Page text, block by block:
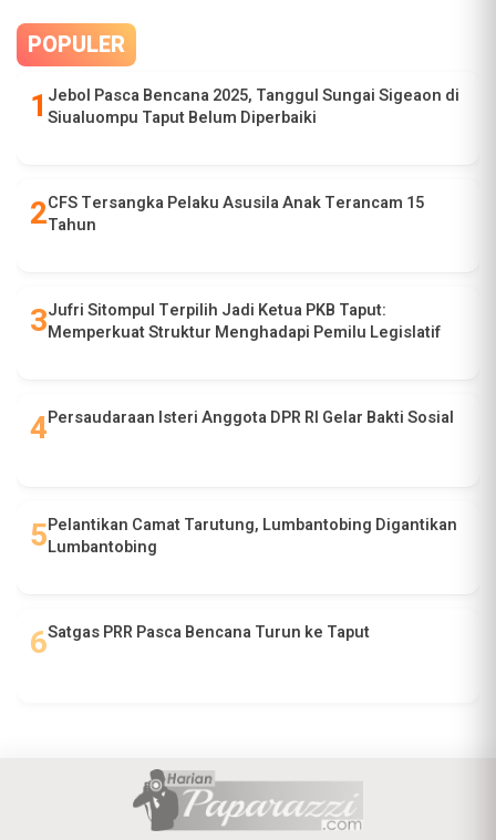
POPULER
Jebol Pasca Bencana 2025, Tanggul Sungai Sigeaon di
Siualuompu Taput Belum Diperbaiki
CFS Tersangka Pelaku Asusila Anak Terancam 15
Tahun
Jufri Sitompul Terpilih Jadi Ketua PKB Taput:
Memperkuat Struktur Menghadapi Pemilu Legislatif
Persaudaraan Isteri Anggota DPR RI Gelar Bakti Sosial
Pelantikan Camat Tarutung, Lumbantobing Digantikan
Lumbantobing
Satgas PRR Pasca Bencana Turun ke Taput